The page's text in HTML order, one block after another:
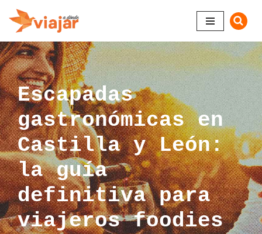
Saltar
al
contenido
Escapadas
gastronómicas en
Castilla y León:
la guía
definitiva para
viajeros foodies